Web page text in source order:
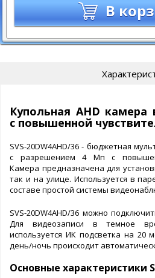
В
Купольная AHD
с повышенной
SVS-20DW4AHD/36 - бюджетная
с разрешением 4 Мп с
Камера предназначена для
так и на улице. Используется в
составе простой системы
SVS-20DW4AHD/36 можно
Для видеозаписи в темное
используется ИК подсветка на 20
день/ночь происходит
Основные характеристики